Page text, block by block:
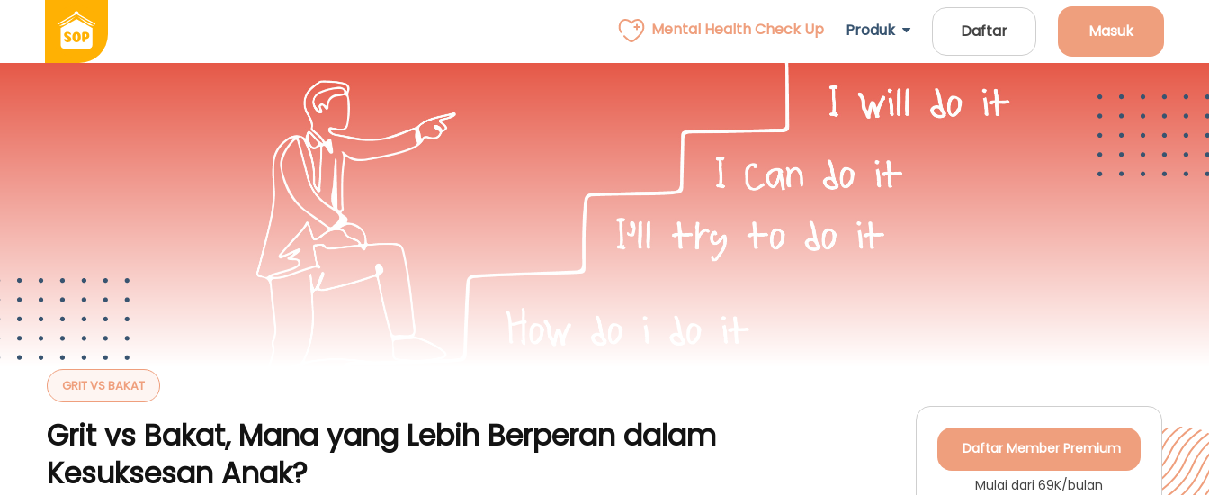
Mental Health Check Up Produk Daftar Masuk
GRIT VS BAKAT
Grit vs Bakat, Mana yang Lebih Berperan dalam
Kesuksesan Anak?
Daftar Member Premium
Mulai dari 69K/bulan